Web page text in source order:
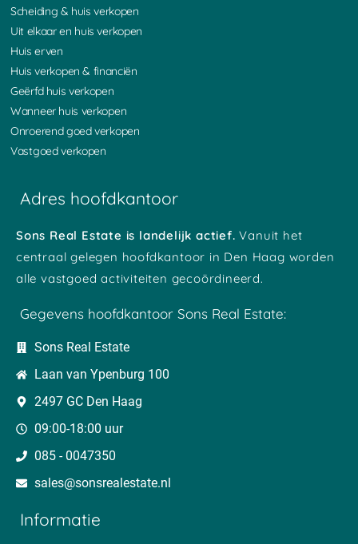
Scheiding & huis verkopen
Uit elkaar en huis verkopen
Huis erven
Huis verkopen & financiën
Geërfd huis verkopen
Wanneer huis verkopen
Onroerend goed verkopen
Vastgoed verkopen
Adres hoofdkantoor
Sons Real Estate is landelijk actief.Vanuit het
centraal gelegen hoofdkantoor in Den Haag worden
alle vastgoed activiteiten gecoördineerd.
Gegevens hoofdkantoor Sons Real Estate:
Sons Real Estate
Laan van Ypenburg 100
2497 GC Den Haag
09:00-18:00 uur
085 - 0047350
sales@sonsrealestate.nl​
Informatie